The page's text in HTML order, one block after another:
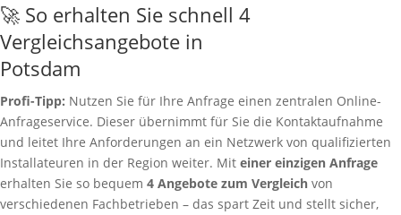
🚀 So erhalten Sie schnell 4
Vergleichsangebote in
Potsdam
Profi-Tipp: Nutzen Sie für Ihre Anfrage einen zentralen Online-
Anfrageservice. Dieser übernimmt für Sie die Kontaktaufnahme
und leitet Ihre Anforderungen an ein Netzwerk von qualifizierten
Installateuren in der Region weiter. Mit einer einzigen Anfrage
erhalten Sie so bequem 4 Angebote zum Vergleich von
verschiedenen Fachbetrieben – das spart Zeit und stellt sicher,